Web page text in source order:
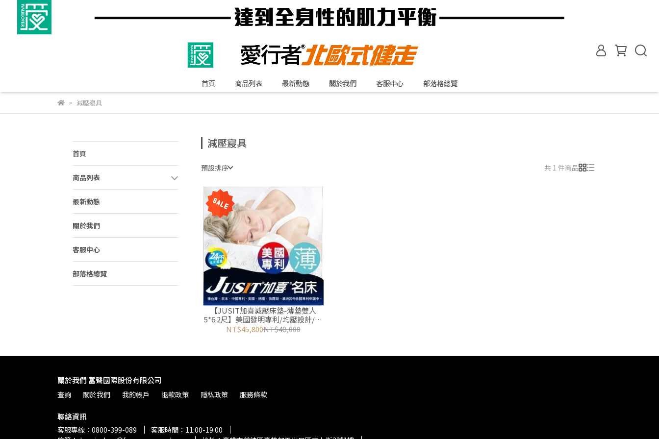
首頁 商品列表 最新動態 關於我們 客服中心 部落格總覽
減壓寢具
首頁
商品列表
最新動態
關於我們
客服中心
部落格總覽
減壓寢具
預設排序 共 1 件商品
【JUSIT加喜減壓床墊-薄墊雙人
5*6.2尺】美國發明專利/均壓設計/含
SGEL醫療等級凝膠/MIT台灣製/非矽
膠、乳膠、記憶泡棉
NT$45,800NT$48,000
關於我們 富聲國際股份有限公司
查詢 關於我們 我的帳戶 退款政策 隱私政策 服務條款
聯絡資訊
客服專線：0800-399-089
客服時間：11:00-19:00